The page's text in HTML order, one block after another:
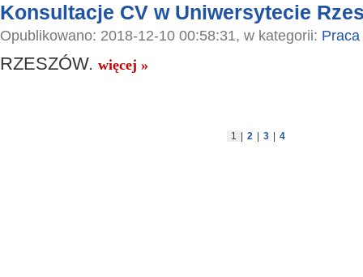
Konsultacje CV w Uniwersytecie
Opublikowano: 2018-12-10 00:58:31, w kategorii: Praca
RZESZÓW. więcej »
1 2 3 4